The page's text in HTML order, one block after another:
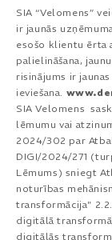
SIA “Velomens”
ir jaunās
esošo klientu ērta
palielināšana,
risinājums ir
ieviešana.
SIA Velomens
lēmumu vai
2024/302 par
DIGI/2024/271
Lēmums) sniegt
noturības
transformācija"
digitālā
digitālās